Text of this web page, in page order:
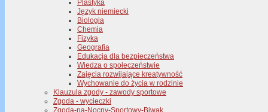
Plastyka
Język niemiecki
Biologia
Chemia
Fizyka
Geografia
Edukacja dla bezpieczeństwa
Wiedza o społeczeństwie
Zajęcia rozwijające kreatywność
Wychowanie do życia w rodzinie
Klauzula zgody - zawody sportowe
Zgoda - wycieczki
Zgoda-na-Nocny-Sportowy-Biwak